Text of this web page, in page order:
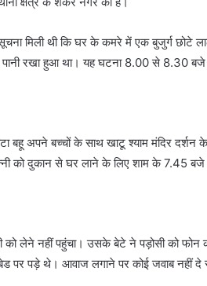
मिली थी कि घर के कमरे में एक बुजुर्ग छोटे
रखा हुआ था। यह घटना 8.00 से 8.30 बजे
बहू अपने बच्चों के साथ खाटू श्याम मंदिर
को दुकान से घर लाने के लिए शाम के 7.45 बजे
लेने नहीं पहुंचा। उसके बेटे ने पड़ोसी को फोन
पर पड़े थे। आवाज लगाने पर कोई जवाब नहीं